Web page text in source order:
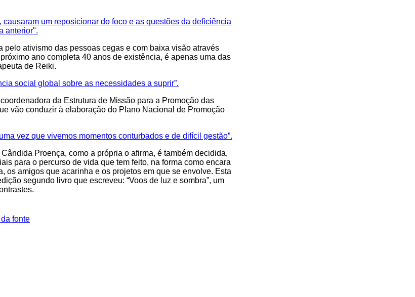
um reposicionar do foco e as questões da deficiência
anterior".
ativismo das pessoas cegas e com baixa visão através
ano completa 40 anos de existência, é apenas uma das
de Reiki.
social global sobre as necessidades a suprir”.
da Estrutura de Missão para a Promoção das
vão conduzir à elaboração do Plano Nacional de Promoção
vez que vivemos momentos conturbados e de difícil gestão”.
Proença, como a própria o afirma, é também decidida,
para o percurso de vida que tem feito, na forma como encara
os amigos que acarinha e os projetos em que se envolve. Esta
segundo livro que escreveu: “Voos de luz e sombra”, um
fonte